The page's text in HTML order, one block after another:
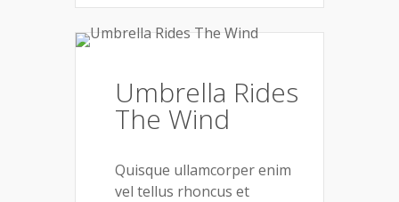
Umbrella Rides
The Wind
Quisque ullamcorper enim
vel tellus rhoncus et